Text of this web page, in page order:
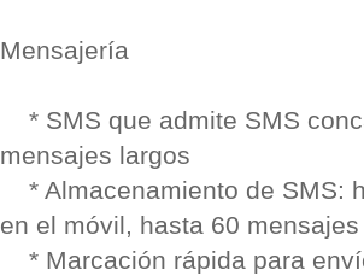
Mensajería
* SMS que admite SMS
mensajes largos
* Almacenamiento de SMS:
en el móvil, hasta 60
* Marcación rápida para